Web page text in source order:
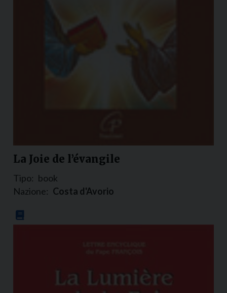
La Joie de l’évangile
Tipo: book
Nazione: Costa d'Avorio